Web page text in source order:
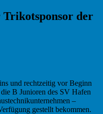
Trikotsponsor der
und rechtzeitig vor Beginn
B Junioren des SV Hafen
–
gestellt bekommen.